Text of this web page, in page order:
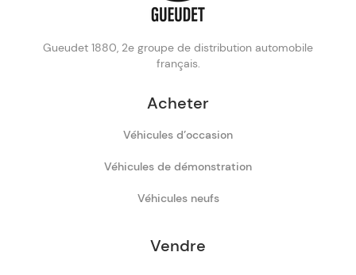
Gueudet 1880, 2e groupe de distribution automobile
français.
Acheter
Véhicules d’occasion
Véhicules de démonstration
Véhicules neufs
Vendre